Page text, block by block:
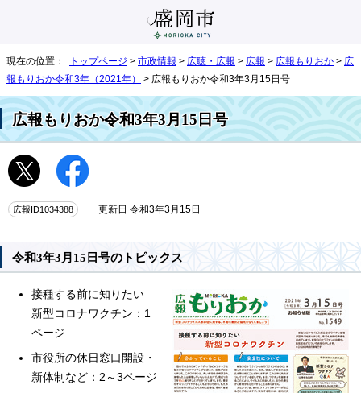
現在の位置： トップページ > 市政情報 > 広聴・広報 > 広報 > 広報もりおか > 広
報もりおか令和3年（2021年）
> 広報もりおか令和3年3月15日号
広報もりおか令和3年3月15日号
広報ID1034388 更新日 令和3年3月15日
令和3年3月15日号のトピックス
接種する前に知りたい
新型コロナワクチン：1
ページ
市役所の休日窓口開設・
新体制など：2～3ページ